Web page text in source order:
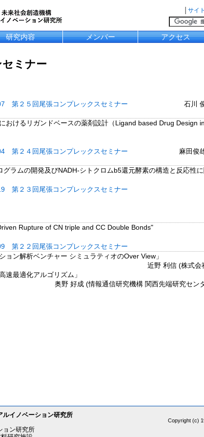
サイ
研究内容 メンバー アクセス
ミナー
第２５回尾張コンプレックスセミナー
石川
におけるリガンドベースの薬剤設計（Ligand based Drug Design
第２４回尾張コンプレックスセミナー
麻田俊
グラムの開発及びNADH-シトクロムb5還元酵素の構造と反応性
第２３回尾張コンプレックスセミナー
Rupture of CN triple and CC Double Bonds"
第２２回尾張コンプレックスセミナー
ョン解析ベンチャー シミュラティオのOver View」
近野 利信 (株式会
速最適化アルゴリズム」
奥野 好成 (情報通信研究機構 関西先端研究セン
イノベーション研究所
ョン研究所
Copyright (c)